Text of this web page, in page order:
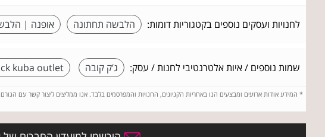
לחנויות ועסקים נוספים בקטגוריות דומות: הלבשה תחתונה אופנה |
שמות נוספים / איות אלטרנטיבי לחנות / עסק: ג’ק קובה kuba outlet
* המידע אודות ארועים ומבצעים הנו באחריות הקניונים, החנויות והמפרסמים בלבד. אנו ממליצים ליצור קשר עם